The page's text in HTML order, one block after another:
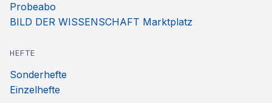
Probeabo
BILD DER WISSENSCHAFT Marktplatz
HEFTE
Sonderhefte
Einzelhefte